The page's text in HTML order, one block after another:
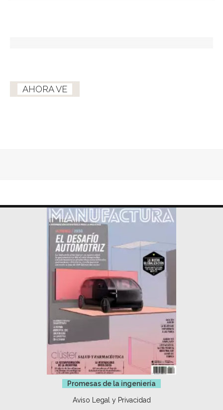
AHORA VE
Promesas de la ingeniería
Aviso Legal y Privacidad